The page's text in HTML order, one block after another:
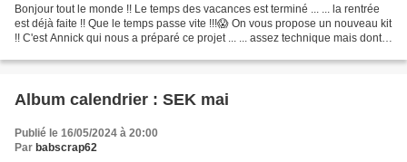
Bonjour tout le monde !! Le temps des vacances est terminé ... ... la rentrée
est déjà faite !! Que le temps passe vite !!!😱 On vous propose un nouveau kit
!! C'est Annick qui nous a préparé ce projet ... ... assez technique mais dont
Album calendrier : SEK mai
Publié le 16/05/2024 à 20:00
Par babscrap62